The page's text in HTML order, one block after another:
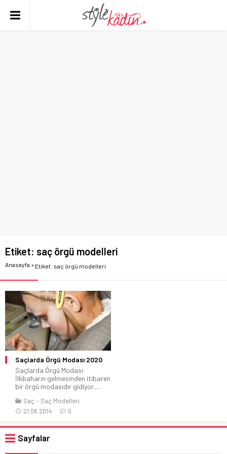
Etiket: saç örgü modelleri
Anasayfa » Etiket: saç örgü modelleri
Saçlarda Örgü Modası 2020
Saçlarda Örgü Modası
İlkbaharın gelmesinden itibaren
bir örgü modasıdır gidiyor....
Saç
Saç Modelleri
21.06.2014
0
Sayfalar